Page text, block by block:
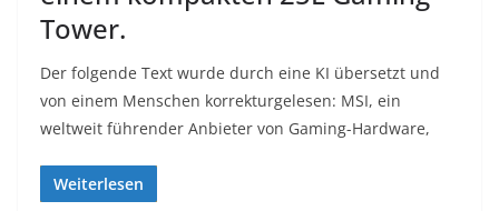
Tower.
Der folgende Text wurde durch eine KI übersetzt und
von einem Menschen korrekturgelesen: MSI, ein
weltweit führender Anbieter von Gaming-Hardware,
Weiterlesen